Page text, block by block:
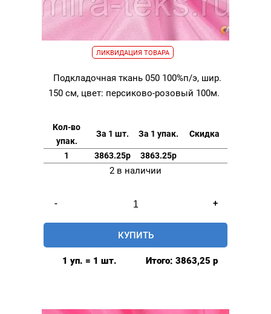
ЛИКВИДАЦИЯ ТОВАРА
Подкладочная ткань 050 100%п/э, шир.
150 см, цвет: персиково-розовый 100м.
Кол-во
упак.
За 1 шт. За 1 упак. Скидка
1 3863.25р 3863.25р
2 в наличии
-
товара
Подкладочная
ткань
+
КУПИТЬ
1 уп. = 1 шт. Итого: 3863,25 р